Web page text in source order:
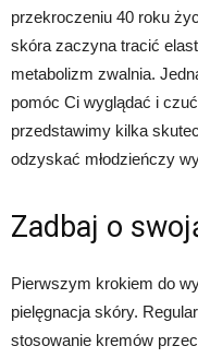
przekroczeniu 40 roku
skóra zaczyna tracić
metabolizm zwalnia.
pomóc Ci wyglądać i
przedstawimy kilka
odzyskać młodzieńczy
Zadbaj o
Pierwszym krokiem do
pielęgnacja skóry.
stosowanie kremów